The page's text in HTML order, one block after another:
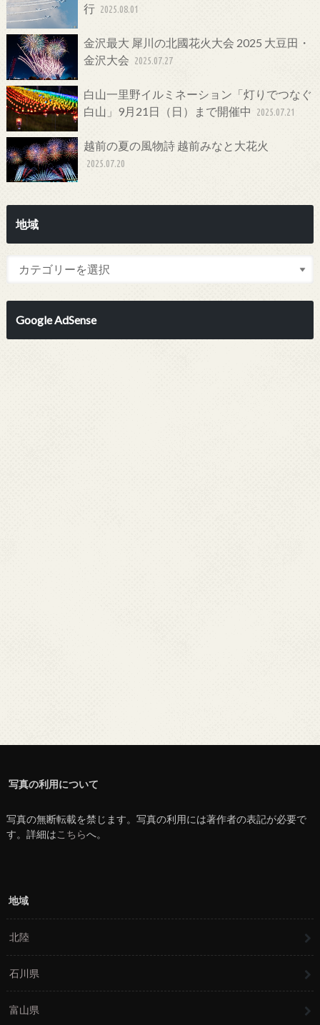
行 2025.08.01
金沢最大 犀川の北國花火大会 2025 大豆田・
金沢大会 2025.07.27
白山一里野イルミネーション「灯りでつなぐ
白山」9月21日（日）まで開催中
2025.07.21
越前の夏の風物詩 越前みなと大花火
2025.07.20
地域
Google AdSense
写真の利用について
写真の無断転載を禁じます。写真の利用には著作者の表記が必要で
す。詳細はこちらへ。
地域
北陸
石川県
富山県